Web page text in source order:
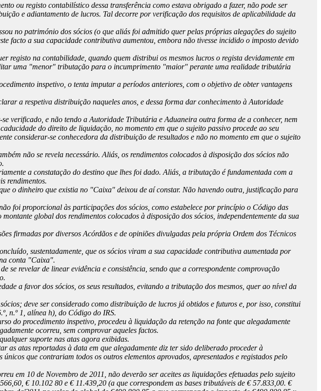
ou registo contabilístico dessa transferência como estava obrigado a fazer, não pode ser
e adiantamento de lucros. Tal decorre por verificação dos requisitos de aplicabilidade da
no património dos sócios (o que aliás foi admitido quer pelas próprias alegações do sujeito
facto a sua capacidade contributiva aumentou, embora não tivesse incidido o imposto devido
registo na contabilidade, quando quem distribui os mesmos lucros o regista devidamente em
uma "menor" tributação para o incumprimento "maior" perante uma realidade tributária
inspetivo, o tenta imputar a períodos anteriores, com o objetivo de obter vantagens
a respetiva distribuição naqueles anos, e dessa forma dar conhecimento à Autoridade
verificado, e não tendo a Autoridade Tributária e Aduaneira outra forma de a conhecer, nem
do direito de liquidação, no momento em que o sujeito passivo procede ao seu
considerar-se conhecedora da distribuição de resultados e não no momento em que o sujeito
não se revela necessário. Aliás, os rendimentos colocados à disposição dos sócios não
a constatação do destino que lhes foi dado. Aliás, a tributação é fundamentada com a
rendimentos.
o dinheiro que existia no "Caixa" deixou de aí constar. Não havendo outra, justificação para
foi proporcional às participações dos sócios, como estabelece por princípio o Código das
global dos rendimentos colocados à disposição dos sócios, independentemente da sua
firmadas por diversos Acórdãos e de opiniões divulgadas pela própria Ordem dos Técnicos
sustentadamente, que os sócios viram a sua capacidade contributiva aumentada por
conta "Caixa".
revelar de linear evidência e consistência, sendo que a correspondente comprovação
a favor dos sócios, os seus resultados, evitando a tributação dos mesmos, quer ao nível da
deve ser considerado como distribuição de lucros já obtidos e futuros e, por isso, constitui
n.º 1, alínea h), do Código do IRS.
do procedimento inspetivo, procedeu à liquidação da retenção na fonte que alegadamente
ocorreu, sem comprovar aqueles factos.
suporte nas atas agora exibidas.
as atas reportadas à data em que alegadamente diz ter sido deliberado proceder à
que contrariam todos os outros elementos aprovados, apresentados e registados pelo
em 10 de Novembro de 2011, não deverão ser aceites as liquidações efetuadas pelo sujeito
€ 10.102 80 e € 11.439,20 (a que correspondem as bases tributáveis de € 57.833,00. €